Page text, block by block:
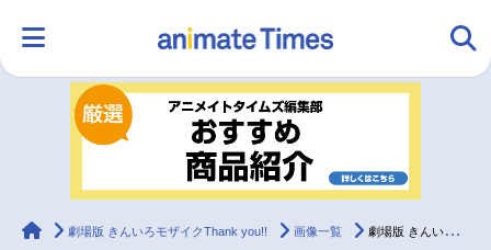
ランキング アニメ
ラジオ
animateTimes
劇場版 きんいろモザイクThank you!! 画像一覧 劇場版 きんいろモザイクThank you!!の画像をまとめました